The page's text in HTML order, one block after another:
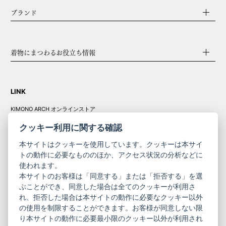
ブランド
着物にまつわるお役立ち情報
LINK
KIMONO ARCH オンラインストア
コーポレート
サイト
きものやまと振
袖
サイト
ニュースレター
ご利用案内
クッキー利用に関する確認
本サイトはクッキーを使用しています。クッキーは本サイ
トの動作に必要なもののほか、アクセス状況の分析などに
使われます。
本サイトのお客様は「同意する」または「拒否する」を選
ぶことができ、同意した場合は全てのクッキーが利用さ
れ、拒否した場合は本サイトの動作に必要なクッキー以外
の使用を制限することができます。お客様が同意しない限
り本サイトの動作に必要最小限のクッキー以外が利用され